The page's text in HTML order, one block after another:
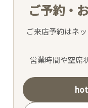
SNS
NEWS
ご予約・
ご来店予約はネ
営業時間や空席